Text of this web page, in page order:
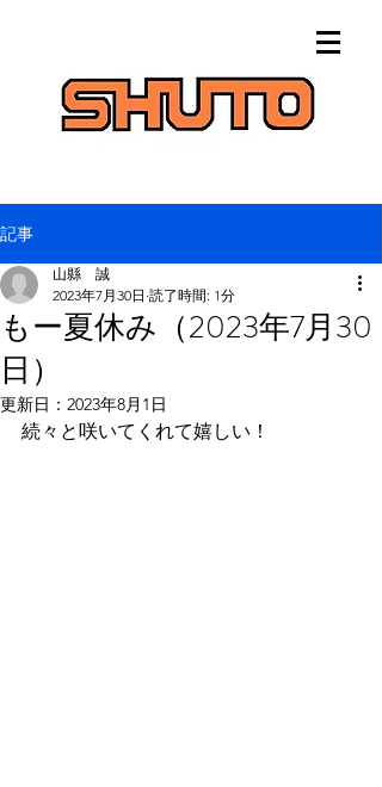
記事
もー夏休み（2023年7月30
日）
山縣 誠
2023年7月30日 読了時間: 1分
更新日： 2023年8月1日
続々と咲いてくれて嬉しい！